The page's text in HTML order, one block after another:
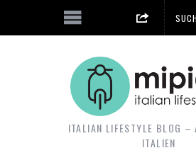
ITALIAN LIFESTYLE BLOG –
ITALIEN